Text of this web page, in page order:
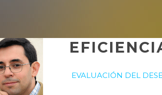
EVALUACIÓN DEL